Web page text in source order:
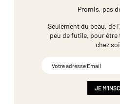
Promis, pas
Seulement du beau, de
peu de futile, pour être
chez
JE